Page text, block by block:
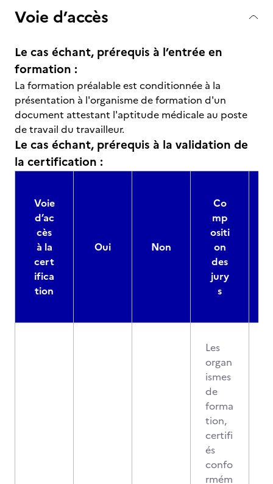
Voie d’accès
Le cas échant, prérequis à l’entrée en
formation :
La formation préalable est conditionnée à la
présentation à l'organisme de formation d'un
document attestant l'aptitude médicale au poste
de travail du travailleur.
Le cas échant, prérequis à la validation de
la certification :
Voie
d’ac
cès
à la
cert
ifica
tion
Oui Non
Co
mp
ositi
on
des
jury
s
Les
organ
ismes
de
forma
tion,
certifi
és
confo
rmém